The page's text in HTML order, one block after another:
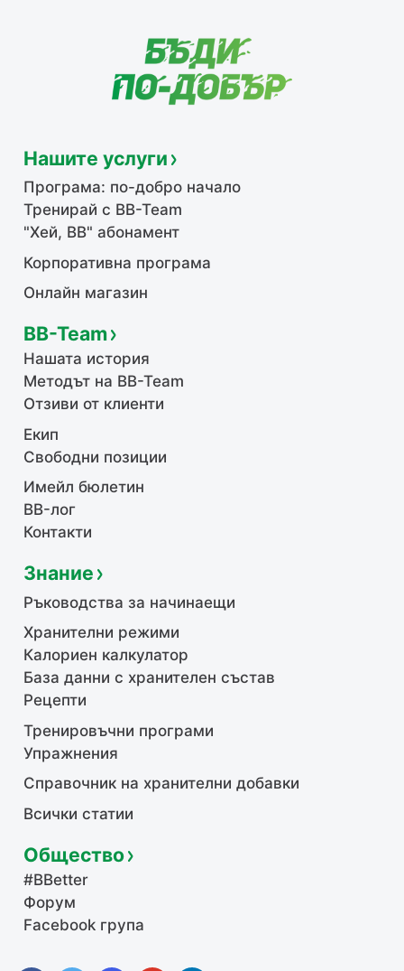
Нашите услуги
Програма: по-добро начало
Тренирай с BB-Team
"Хей, ВВ" абонамент
Корпоративна програма
Онлайн магазин
BB-Team
Нашата история
Методът на BB-Team
Отзиви от клиенти
Екип
Свободни позиции
Имейл бюлетин
BB-лог
Контакти
Знание
Ръководства за начинаещи
Хранителни режими
Калориен калкулатор
База данни с хранителен състав
Рецепти
Тренировъчни програми
Упражнения
Справочник на хранителни добавки
Всички статии
Общество
#BBetter
Форум
Facebook група